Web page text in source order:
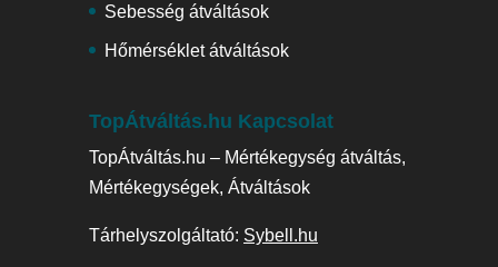
Sebesség átváltások
Hőmérséklet átváltások
TopÁtváltás.hu Kapcsolat
TopÁtváltás.hu – Mértékegység átváltás,
Mértékegységek, Átváltások
Tárhelyszolgáltató: Sybell.hu